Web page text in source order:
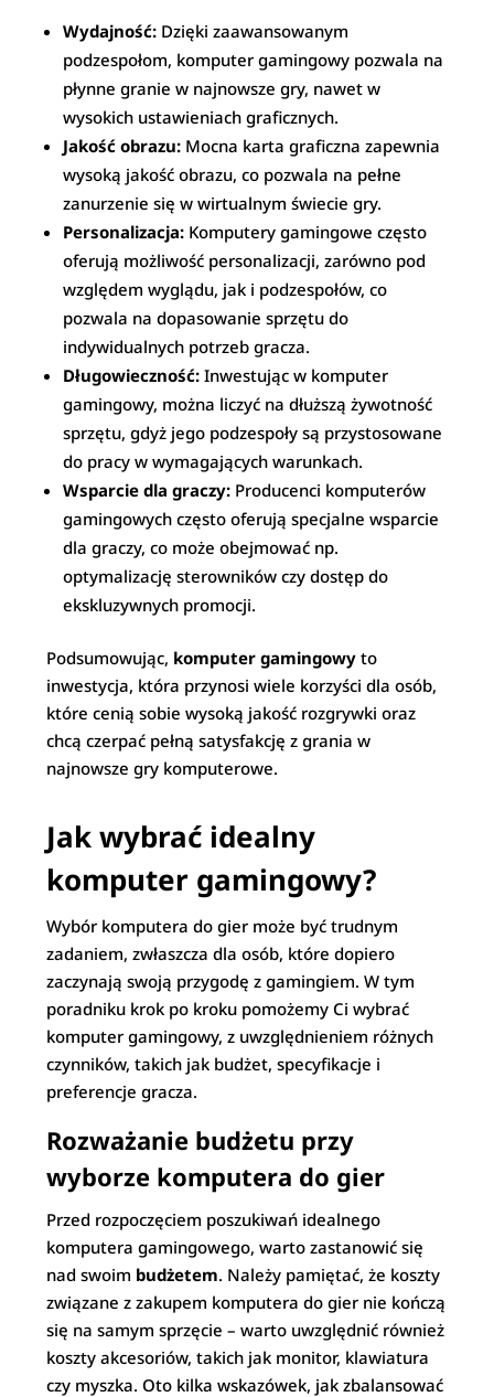
Wydajność: Dzięki zaawansowanym
podzespołom, komputer gamingowy pozwala na
płynne granie w najnowsze gry, nawet w
wysokich ustawieniach graficznych.
Jakość obrazu: Mocna karta graficzna zapewnia
wysoką jakość obrazu, co pozwala na pełne
zanurzenie się w wirtualnym świecie gry.
Personalizacja: Komputery gamingowe często
oferują możliwość personalizacji, zarówno pod
względem wyglądu, jak i podzespołów, co
pozwala na dopasowanie sprzętu do
indywidualnych potrzeb gracza.
Długowieczność: Inwestując w komputer
gamingowy, można liczyć na dłuższą żywotność
sprzętu, gdyż jego podzespoły są przystosowane
do pracy w wymagających warunkach.
Wsparcie dla graczy: Producenci komputerów
gamingowych często oferują specjalne wsparcie
dla graczy, co może obejmować np.
optymalizację sterowników czy dostęp do
ekskluzywnych promocji.
Podsumowując, komputer gamingowy to
inwestycja, która przynosi wiele korzyści dla osób,
które cenią sobie wysoką jakość rozgrywki oraz
chcą czerpać pełną satysfakcję z grania w
najnowsze gry komputerowe.
Jak wybrać idealny
komputer gamingowy?
Wybór komputera do gier może być trudnym
zadaniem, zwłaszcza dla osób, które dopiero
zaczynają swoją przygodę z gamingiem. W tym
poradniku krok po kroku pomożemy Ci wybrać
komputer gamingowy, z uwzględnieniem różnych
czynników, takich jak budżet, specyfikacje i
preferencje gracza.
Rozważanie budżetu przy
wyborze komputera do gier
Przed rozpoczęciem poszukiwań idealnego
komputera gamingowego, warto zastanowić się
nad swoim budżetem. Należy pamiętać, że koszty
związane z zakupem komputera do gier nie kończą
się na samym sprzęcie – warto uwzględnić również
koszty akcesoriów, takich jak monitor, klawiatura
czy myszka. Oto kilka wskazówek, jak zbalansować